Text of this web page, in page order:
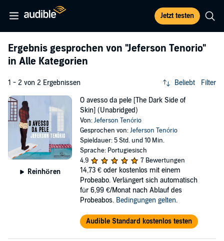
Jetzt testen
Ergebnis gesprochen von "Jeferson Tenorio"
in Alle Kategorien
1 - 2 von 2 Ergebnissen Beliebt Filter
Reinhören
O avesso da pele [The Dark Side of
Skin] (Unabridged)
Von:Jeferson Tenório
Gesprochen von:Jeferson Tenório
Spieldauer: 5 Std. und 10 Min.
Sprache: Portugiesisch
4,9
7 Bewertungen
14,73 € oder kostenlos mit einem
Probeabo. Verlängert sich automatisch
für 6,99 €/Monat nach Ablauf des
Probeabos. Bedingungen gelten.
Audible Standard kostenlos testen